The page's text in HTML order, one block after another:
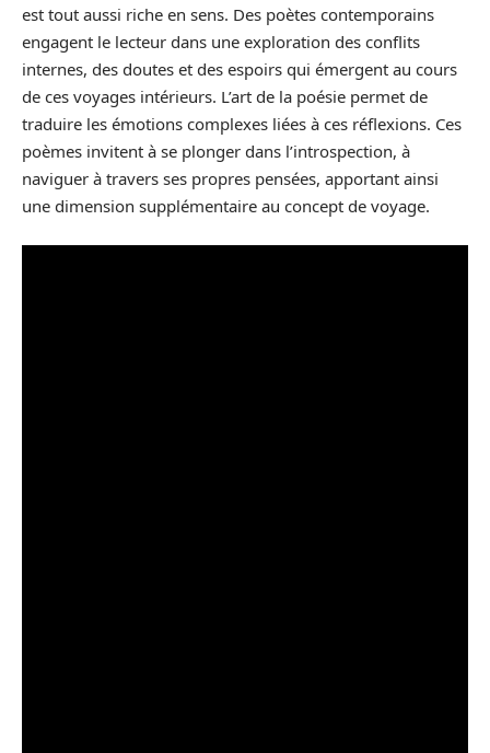
est tout aussi riche en sens. Des poètes contemporains
engagent le lecteur dans une exploration des conflits
internes, des doutes et des espoirs qui émergent au cours
de ces voyages intérieurs. L’art de la poésie permet de
traduire les émotions complexes liées à ces réflexions. Ces
poèmes invitent à se plonger dans l’introspection, à
naviguer à travers ses propres pensées, apportant ainsi
une dimension supplémentaire au concept de voyage.